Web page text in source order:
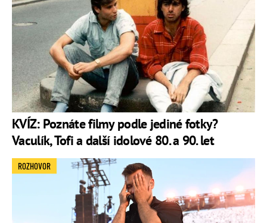
KVÍZ: Poznáte filmy podle jediné fotky?
Vaculík, Tofi a další idolové 80. a 90. let
ROZHOVOR